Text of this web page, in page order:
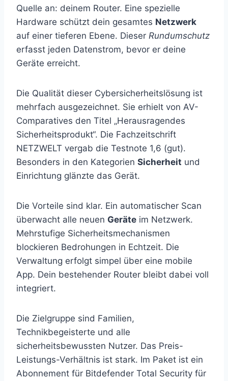
Quelle an: deinem Router. Eine spezielle
Hardware schützt dein gesamtes Netzwerk
auf einer tieferen Ebene. Dieser Rundumschutz
erfasst jeden Datenstrom, bevor er deine
Geräte erreicht.
Die Qualität dieser Cybersicherheitslösung ist
mehrfach ausgezeichnet. Sie erhielt von AV-
Comparatives den Titel „Herausragendes
Sicherheitsprodukt“. Die Fachzeitschrift
NETZWELT vergab die Testnote 1,6 (gut).
Besonders in den Kategorien Sicherheit und
Einrichtung glänzte das Gerät.
Die Vorteile sind klar. Ein automatischer Scan
überwacht alle neuen Geräte im Netzwerk.
Mehrstufige Sicherheitsmechanismen
blockieren Bedrohungen in Echtzeit. Die
Verwaltung erfolgt simpel über eine mobile
App. Dein bestehender Router bleibt dabei voll
integriert.
Die Zielgruppe sind Familien,
Technikbegeisterte und alle
sicherheitsbewussten Nutzer. Das Preis-
Leistungs-Verhältnis ist stark. Im Paket ist ein
Abonnement für Bitdefender Total Security für